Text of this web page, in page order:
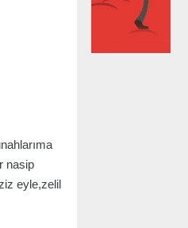
nasip
eyle,zelil